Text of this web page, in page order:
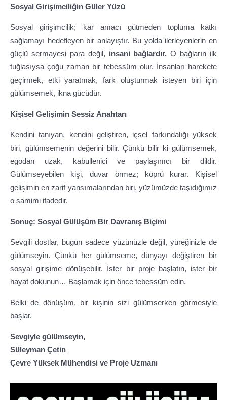
Sosyal Girişimciliğin Güler Yüzü
Sosyal girişimcilik; kar amacı gütmeden topluma katkı
sağlamayı hedefleyen bir anlayıştır. Bu yolda ilerleyenlerin en
güçlü sermayesi para değil, insani bağlardır. O bağların ilk
tuğlasıysa çoğu zaman bir tebessüm olur. İnsanları harekete
geçirmek, etki yaratmak, fark oluşturmak isteyen biri için
gülümsemek, ikna gücüdür.
Kişisel Gelişimin Sessiz Anahtarı
Kendini tanıyan, kendini geliştiren, içsel farkındalığı yüksek
biri, gülümsemenin değerini bilir. Çünkü bilir ki gülümsemek,
egodan uzak, kabullenici ve paylaşımcı bir dildir.
Gülümseyebilen kişi, duvar örmez; köprü kurar. Kişisel
gelişimin en zarif yansımalarından biri, yüzümüzde taşıdığımız
o samimi ifadedir.
Sonuç: Sosyal Gülüşüm Bir Davranış Biçimi
Sevgili dostlar, bugün sadece yüzünüzle değil, yüreğinizle de
gülümseyin. Çünkü her gülümseme, dünyayı değiştiren bir
sosyal girişime dönüşebilir. İster bir proje başlatın, ister bir
hayat dokunun… Başlamak için önce tebessüm edin.
Belki de dönüşüm, bir kişinin sizi gülümserken görmesiyle
başlar.
Sevgiyle gülümseyin,
Süleyman Çetin
Çevre Yüksek Mühendisi ve Proje Uzmanı